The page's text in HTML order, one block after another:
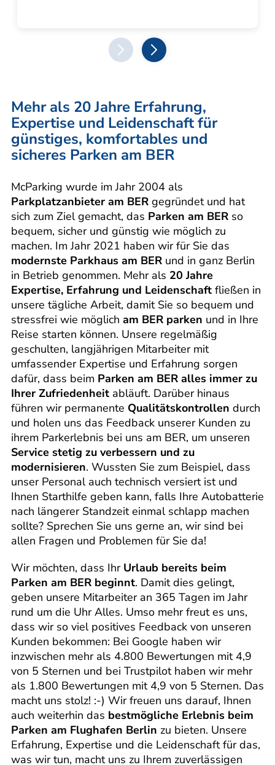
prev next
Mehr als 20 Jahre Erfahrung,
Expertise und Leidenschaft für
günstiges, komfortables und
sicheres Parken am BER
McParking wurde im Jahr 2004 als
Parkplatzanbieter am BER gegründet und hat
sich zum Ziel gemacht, das Parken am BER so
bequem, sicher und günstig wie möglich zu
machen. Im Jahr 2021 haben wir für Sie das
modernste Parkhaus am BER und in ganz Berlin
in Betrieb genommen. Mehr als 20 Jahre
Expertise, Erfahrung und Leidenschaft fließen in
unsere tägliche Arbeit, damit Sie so bequem und
stressfrei wie möglich am BER parken und in Ihre
Reise starten können. Unsere regelmäßig
geschulten, langjährigen Mitarbeiter mit
umfassender Expertise und Erfahrung sorgen
dafür, dass beim Parken am BER alles immer zu
Ihrer Zufriedenheit abläuft. Darüber hinaus
führen wir permanente Qualitätskontrollen durch
und holen uns das Feedback unserer Kunden zu
ihrem Parkerlebnis bei uns am BER, um unseren
Service stetig zu verbessern und zu
modernisieren. Wussten Sie zum Beispiel, dass
unser Personal auch technisch versiert ist und
Ihnen Starthilfe geben kann, falls Ihre Autobatterie
nach längerer Standzeit einmal schlapp machen
sollte? Sprechen Sie uns gerne an, wir sind bei
allen Fragen und Problemen für Sie da!
Wir möchten, dass Ihr Urlaub bereits beim
Parken am BER beginnt. Damit dies gelingt,
geben unsere Mitarbeiter an 365 Tagen im Jahr
rund um die Uhr Alles. Umso mehr freut es uns,
dass wir so viel positives Feedback von unseren
Kunden bekommen: Bei Google haben wir
inzwischen mehr als 4.800 Bewertungen mit 4,9
von 5 Sternen und bei Trustpilot haben wir mehr
als 1.800 Bewertungen mit 4,9 von 5 Sternen. Das
macht uns stolz! :-) Wir freuen uns darauf, Ihnen
auch weiterhin das bestmögliche Erlebnis beim
Parken am Flughafen Berlin zu bieten. Unsere
Erfahrung, Expertise und die Leidenschaft für das,
was wir tun, macht uns zu Ihrem zuverlässigen